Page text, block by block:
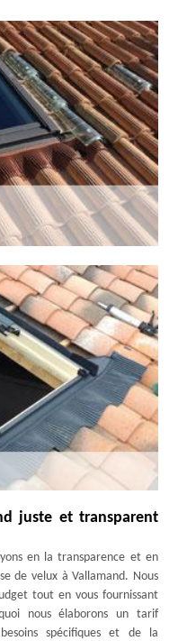
juste et transparent
en la transparence et en
de velux à Vallamand. Nous
tout en vous fournissant
nous élaborons un tarif
spécifiques et de la